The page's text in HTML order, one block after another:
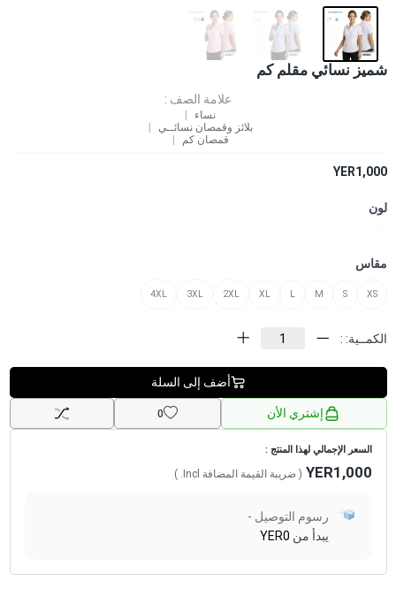
شميز نسائي مقلم كم
علامة الصف :
نساء
بلائز وقمصان نسائــي
قمصان كم
YER1,000
لون
مقاس
XS
S
M
L
XL
2XL
3XL
4XL
الكمــية: :
أضف إلى السلة
إشتري الأن 0
السعر الإجمالي لهذا المنتج :
YER1,000 ( ضريبة القيمة المضافة Incl.
)
رسوم التوصيل -
يبدأ من YER0